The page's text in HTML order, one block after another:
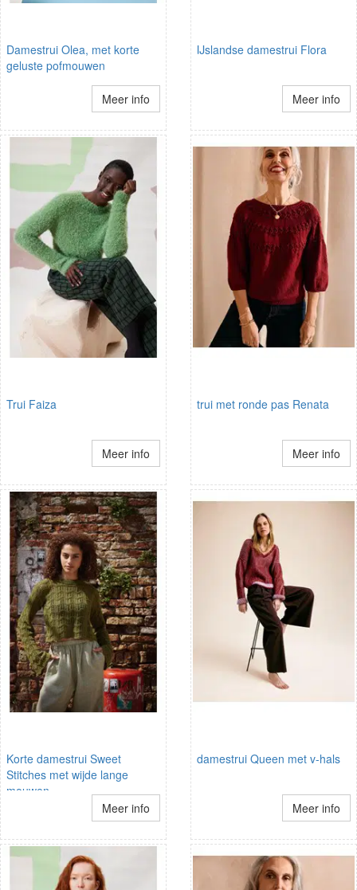
Damestrui Olea, met korte
geluste pofmouwen
Meer info
IJslandse damestrui Flora
Meer info
Trui Faiza
Meer info
trui met ronde pas Renata
Meer info
Korte damestrui Sweet
Stitches met wijde lange
mouwen
Meer info
damestrui Queen met v-hals
Meer info